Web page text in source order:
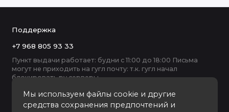
Мы используем файлы cookie и другие
средства сохранения предпочтений и
Поддержка
+7 968 805 93 33
Пункт выдачи работает: будни с 11:00 до 18:00 Письма
могут не приходить на гугл почту: т.к. гугл начал
блокировать ру серверы